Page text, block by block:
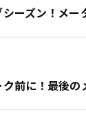
ーズン！メ
前に！最後